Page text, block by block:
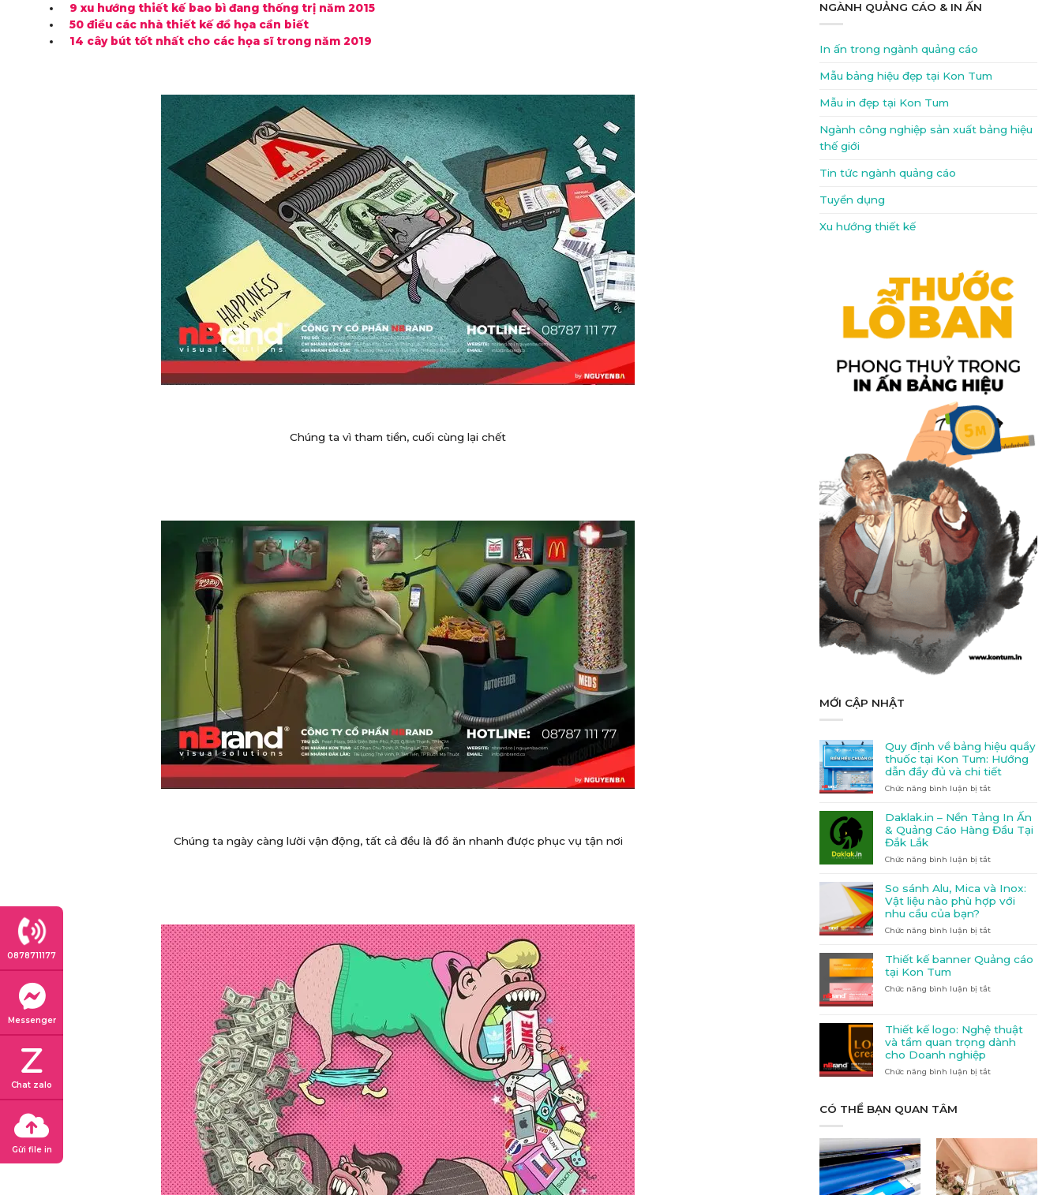
9 xu hướng thiết kế bao bì đang thống trị năm 2015
50 điều các nhà thiết kế đồ họa cần biết
14 cây bút tốt nhất cho các họa sĩ trong năm 2019
Chúng ta vì tham tiền, cuối cùng lại chết
Chúng ta ngày càng lười vận động, tất cả đều là đồ ăn nhanh được phục vụ tận nơi
NGÀNH QUẢNG CÁO & IN ẤN
In ấn trong ngành quảng cáo
Mẫu bảng hiệu đẹp tại Kon Tum
Mẫu in đẹp tại Kon Tum
Ngành công nghiệp sản xuất bảng hiệu
thế giới
Tin tức ngành quảng cáo
Tuyển dụng
Xu hướng thiết kế
MỚI CẬP NHẬT
Quy định về bảng hiệu quầy
thuốc tại Kon Tum: Hướng
dẫn đầy đủ và chi tiết
Chức năng bình luận bị tắt
về
bảng
tại
Kon
Tum:
đủ
và
Daklak.in – Nền Tảng In Ấn
& Quảng Cáo Hàng Đầu Tại
Đắk Lắk
Chức năng bình luận bị tắt
–
Nền
Tảng
Quảng
Cáo
Lắk
So sánh Alu, Mica và Inox:
Vật liệu nào phù hợp với
nhu cầu của bạn?
Chức năng bình luận bị tắt
sánh
Alu,
liệu
nào
phù
Thiết kế banner Quảng cáo
tại Kon Tum
Chức năng bình luận bị tắt
banner
Quảng
cáo
Thiết kế logo: Nghệ thuật
và tầm quan trọng dành
cho Doanh nghiệp
Chức năng bình luận bị tắt
trọng
dành
CÓ THỂ BẠN QUAN TÂM
0878711177
Messenger
Chat zalo
Gửi file in